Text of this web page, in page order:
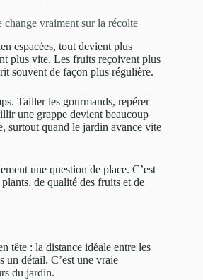
change vraiment sur la récolte
espacées, tout devient plus
plus vite. Les fruits reçoivent plus
souvent de façon plus régulière.
Tailler les gourmands, repérer
une grappe devient beaucoup
surtout quand le jardin avance vite
une question de place. C’est
de qualité des fruits et de
tête : la distance idéale entre les
un détail. C’est une vraie
du jardin.